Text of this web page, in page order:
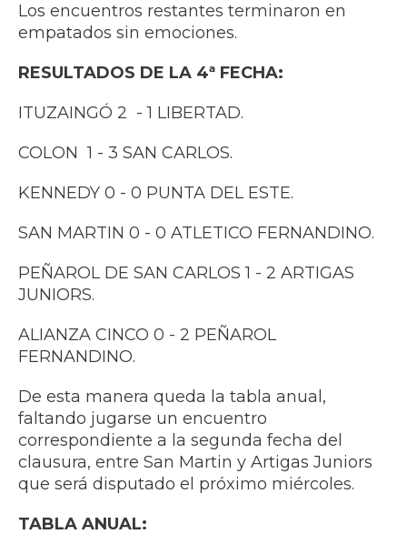
Los encuentros restantes terminaron en
empatados sin emociones.
RESULTADOS DE LA 4ª FECHA:
ITUZAINGÓ 2 - 1 LIBERTAD.
COLON 1 - 3 SAN CARLOS.
KENNEDY 0 - 0 PUNTA DEL ESTE.
SAN MARTIN 0 - 0 ATLETICO FERNANDINO.
PEÑAROL DE SAN CARLOS 1 - 2 ARTIGAS
JUNIORS.
ALIANZA CINCO 0 - 2 PEÑAROL
FERNANDINO.
De esta manera queda la tabla anual,
faltando jugarse un encuentro
correspondiente a la segunda fecha del
clausura, entre San Martin y Artigas Juniors
que será disputado el próximo miércoles.
TABLA ANUAL: